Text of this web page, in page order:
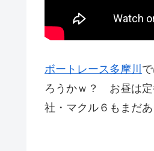
ボートレース多摩川
ろうかｗ？ お昼は定
社・マクル６もまだあ